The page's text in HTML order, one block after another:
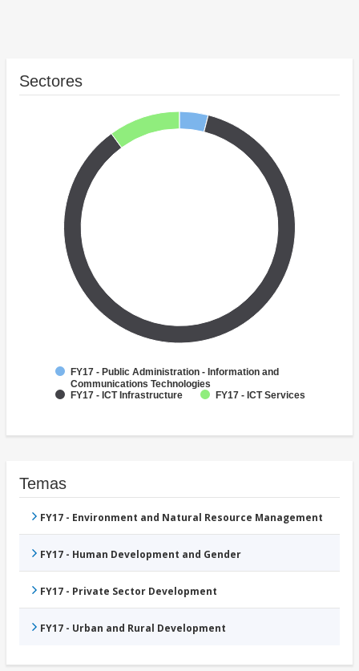
Sectores
FY17 - Public Administration - Information and
Communications Technologies
FY17 - ICT Infrastructure
FY17 - ICT Services
Temas
FY17 - Environment and Natural Resource Management
FY17 - Human Development and Gender
FY17 - Private Sector Development
FY17 - Urban and Rural Development